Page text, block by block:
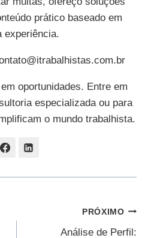
prático baseado em
experiência.
oportunidades. Entre em
especializada ou para
o mundo trabalhista.
PRÓXIMO
Análise de Perfil: